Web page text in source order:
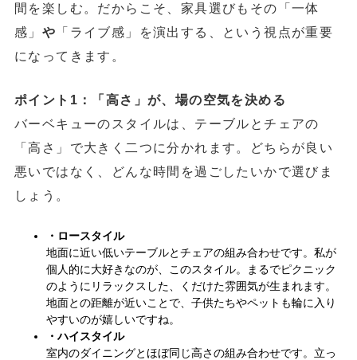
間を楽しむ。だからこそ、家具選びもその「一体
感」 や 「ライブ感」を演出する、という視点が重要
になってきます。
ポイント1：「高さ」が、場の空気を決める
バーベキューのスタイルは、テーブルとチェアの
「高さ」で大きく二つに分かれます。どちらが良い
悪いではなく、どんな時間を過ごしたいかで選びま
しょう。
・ロースタイル
地面に近い低いテーブルとチェアの組み合わせです。私が
個人的に大好きなのが、このスタイル。まるでピクニック
のようにリラックスした、くだけた雰囲気が生まれます。
地面との距離が近いことで、子供たちやペットも輪に入り
やすいのが嬉しいですね。
・ハイスタイル
室内のダイニングとほぼ同じ高さの組み合わせです。立っ